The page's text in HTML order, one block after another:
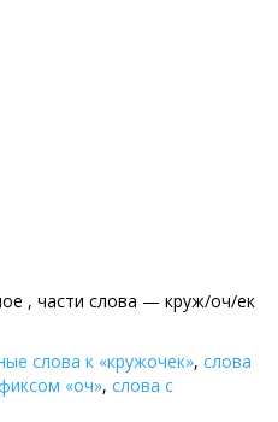
, части слова — круж/оч/ек
слова к «кружочек», слова
«оч», слова с